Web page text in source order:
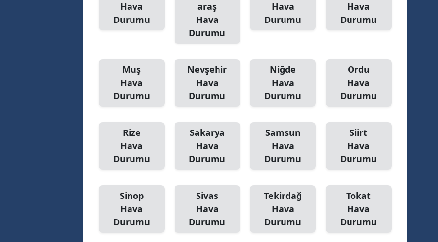
Hava
Durumu
araş
Hava
Durumu
Hava
Durumu
Hava
Durumu
Muş
Hava
Durumu
Nevşehir
Hava
Durumu
Niğde
Hava
Durumu
Ordu
Hava
Durumu
Rize
Hava
Durumu
Sakarya
Hava
Durumu
Samsun
Hava
Durumu
Siirt
Hava
Durumu
Sinop
Hava
Durumu
Sivas
Hava
Durumu
Tekirdağ
Hava
Durumu
Tokat
Hava
Durumu